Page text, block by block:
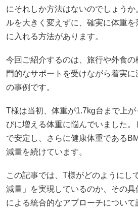
にそれしか方法はないのでしょうか
ルを大きく変えずに、確実に体重
に入れる方法があります。
今回ご紹介するのは、旅行や外食
門的なサポートを受けながら着実
の事例です。
T様は当初、体重が1.7kg台まで上
びに増える体重に悩んでいました
で安定し、さらに健康体重である
減量を続けています。
この記事では、T様がどのようにし
減量」を実現しているのか、その
による統合的なアプローチについて